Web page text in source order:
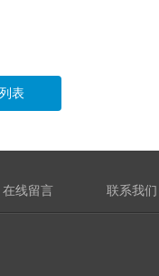
表
在线留言 联系我们